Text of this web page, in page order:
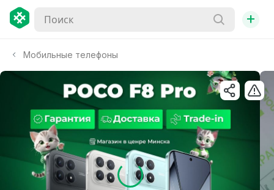
+
Мобильные телефоны